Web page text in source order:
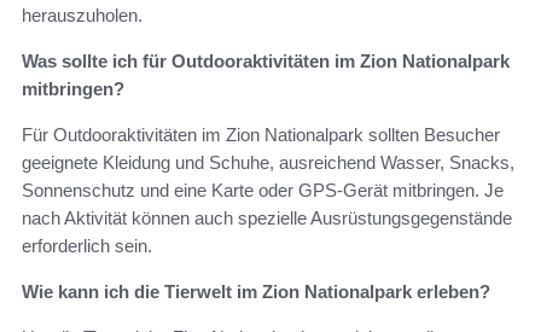
herauszuholen.
Was sollte ich für Outdooraktivitäten im Zion Nationalpark
mitbringen?
Für Outdooraktivitäten im Zion Nationalpark sollten Besucher
geeignete Kleidung und Schuhe, ausreichend Wasser, Snacks,
Sonnenschutz und eine Karte oder GPS-Gerät mitbringen. Je
nach Aktivität können auch spezielle Ausrüstungsgegenstände
erforderlich sein.
Wie kann ich die Tierwelt im Zion Nationalpark erleben?